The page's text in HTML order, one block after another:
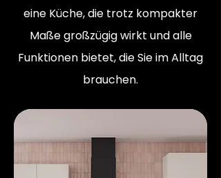
eine Küche, die trotz kompakter
Maße großzügig wirkt und alle
Funktionen bietet, die Sie im Alltag
brauchen.